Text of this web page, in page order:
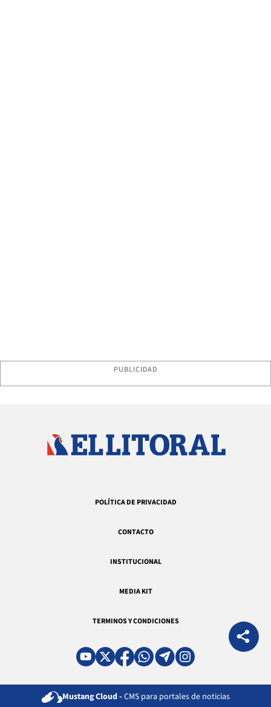
PUBLICIDAD
POLÍTICA DE PRIVACIDAD
CONTACTO
INSTITUCIONAL
MEDIA KIT
TERMINOS Y CONDICIONES
Mustang Cloud - CMS para portales de noticias